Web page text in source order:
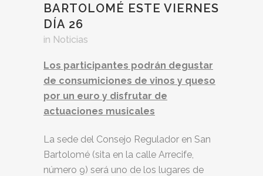
BARTOLOMÉ ESTE VIERNES
DÍA 26
in Noticias
Los participantes podrán degustar
de consumiciones de vinos y queso
por un euro y disfrutar de
actuaciones musicales
La sede del Consejo Regulador en San
Bartolomé (sita en la calle Arrecife,
número 9) será uno de los lugares de